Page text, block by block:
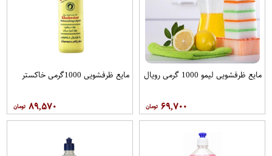
مایع ظرفشویی لیمو 1000 گرمی رویال
۶۹,۷۰۰
مایع ظرفشویی 1000گرمی خاکستر
۸۹,۵۷۰